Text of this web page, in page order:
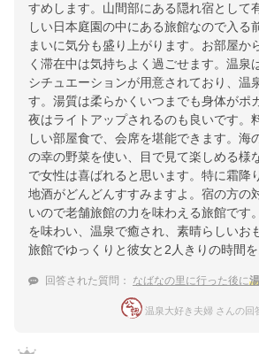
すめします。山間部にある隠れ宿として
しい日本庭園の中にある旅館なので入る
まいに気分も盛り上がります。お部屋か
く滞在中は気持ちよく過ごせます。温泉
シチュエーションが用意されており、温
す。湯質は柔らかくいつまでも身体がポ
夜はライトアップされるのも良いです。
しい部屋食で、会席を堪能できます。海
の幸の野菜を使い、目で見て楽しめる様
で女性は喜ばれると思います。特に霜降
地酒がどんどんすすみますよ。宿の方の
いので老舗旅館の力を味わえる旅館です
を味わい、温泉で癒され、素晴らしいお
旅館でゆっくりと彼女と2人きりの時間を
回答された質問： なばなの里に行った後に
温泉大好き夫婦 さんの回